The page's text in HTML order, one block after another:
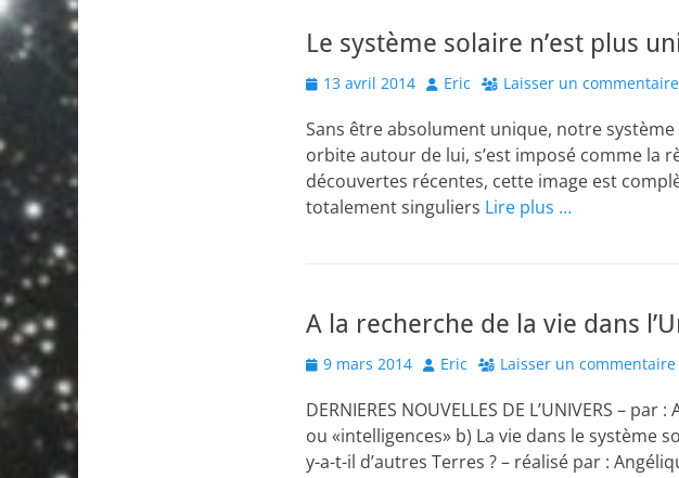
Le système solaire n’est plus
Posted
13 avril 2014 Author
Eric Laisser un commentaire
Sans être absolument unique, notre
orbite autour de lui, s’est imposé comme la
découvertes récentes, cette image est
totalement singuliers Lire plus …
A la recherche de la vie dans
Posted
9 mars 2014 Author
Eric Laisser un commentaire
DERNIERES NOUVELLES DE L’UNIVERS –
ou «intelligences» b) La vie dans le système
y-a-t-il d’autres Terres ? – réalisé par :